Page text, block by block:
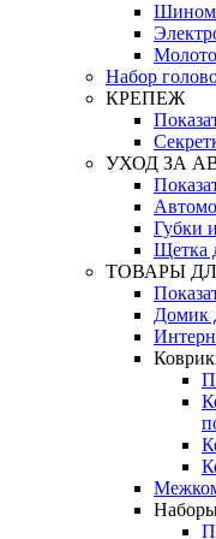
Набор
КРЕПЕЖ
УХОД ЗА
Губки
Щетка
ТОВАРЫ
Домик
Наборы